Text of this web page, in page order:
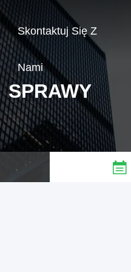
Skontaktuj Się Z
Nami
SPRAWY